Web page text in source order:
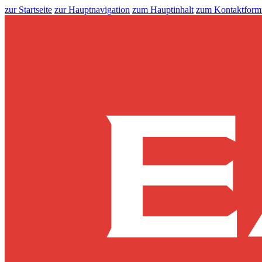
zur Startseite zur Hauptnavigation zum Hauptinhalt zum